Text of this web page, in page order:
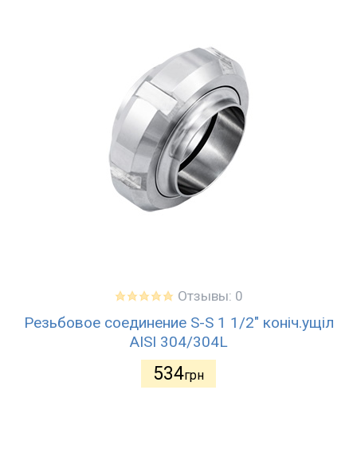
Отзывы: 0
Резьбовое соединение S-S 1 1/2" коніч.ущіл
AISI 304/304L
534грн